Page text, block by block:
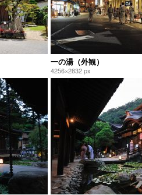
一の湯（外観）
4256×2832 px